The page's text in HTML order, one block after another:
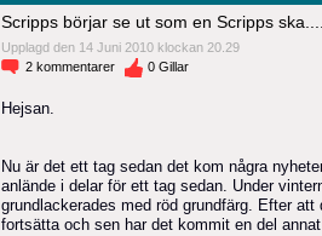
Scripps börjar se ut som en Scripps ska....
Upplagd den 14 Juni 2010 klockan 20.29
2 kommentarer 0 Gillar
Hejsan.
Nu är det ett tag sedan det kom några
anlände i delar för ett tag sedan. Under
grundlackerades med röd grundfärg. Efter
fortsätta och sen har det kommit en del